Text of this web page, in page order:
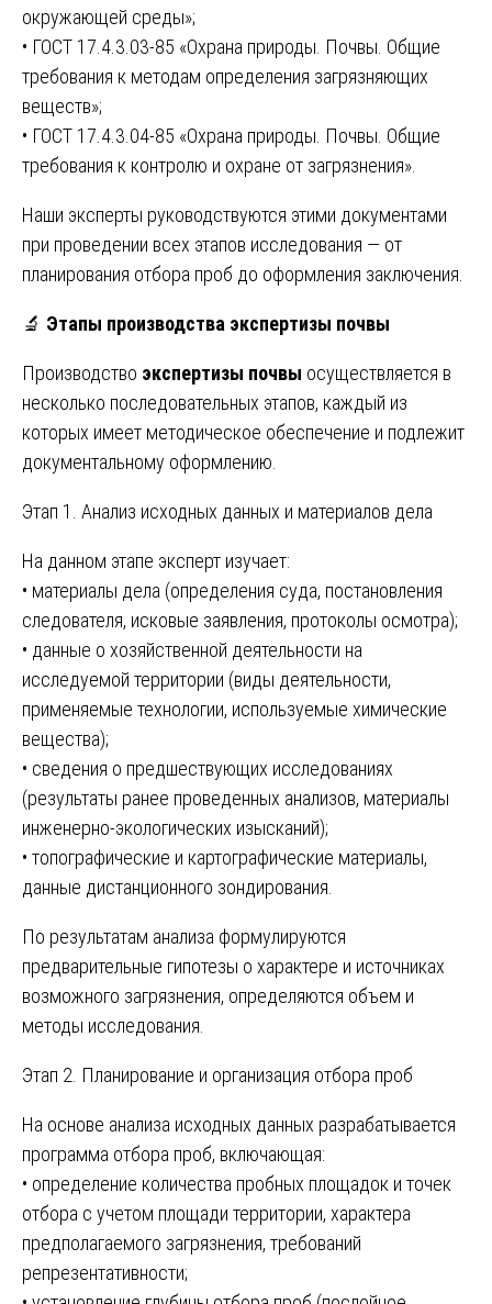
окружающей среды»;
• ГОСТ 17.4.3.03-85 «Охрана природы. Почвы. Общие
требования к методам определения загрязняющих
веществ»;
• ГОСТ 17.4.3.04-85 «Охрана природы. Почвы. Общие
требования к контролю и охране от загрязнения».
Наши эксперты руководствуются этими документами
при проведении всех этапов исследования — от
планирования отбора проб до оформления заключения.
🔬 Этапы производства экспертизы почвы
Производство экспертизы почвы осуществляется в
несколько последовательных этапов, каждый из
которых имеет методическое обеспечение и подлежит
документальному оформлению.
Этап 1. Анализ исходных данных и материалов дела
На данном этапе эксперт изучает:
• материалы дела (определения суда, постановления
следователя, исковые заявления, протоколы осмотра);
• данные о хозяйственной деятельности на
исследуемой территории (виды деятельности,
применяемые технологии, используемые химические
вещества);
• сведения о предшествующих исследованиях
(результаты ранее проведенных анализов, материалы
инженерно-экологических изысканий);
• топографические и картографические материалы,
данные дистанционного зондирования.
По результатам анализа формулируются
предварительные гипотезы о характере и источниках
возможного загрязнения, определяются объем и
методы исследования.
Этап 2. Планирование и организация отбора проб
На основе анализа исходных данных разрабатывается
программа отбора проб, включающая:
• определение количества пробных площадок и точек
отбора с учетом площади территории, характера
предполагаемого загрязнения, требований
репрезентативности;